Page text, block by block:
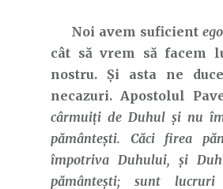
Noi avem suficient ego
cât să vrem să facem
nostru. Și asta ne
necazuri. Apostolul
cârmuiţi de Duhul şi nu
pământeşti. Căci firea
împotriva Duhului, şi
pământeşti; sunt lucruri